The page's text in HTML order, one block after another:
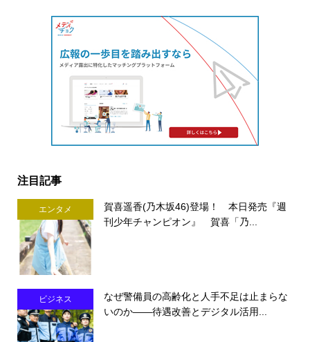
注目記事
エンタメ
賀喜遥香(乃木坂46)登場！ 本日発売『週
刊少年チャンピオン』 賀喜「乃...
ビジネス
なぜ警備員の高齢化と人手不足は止まらな
いのか――待遇改善とデジタル活用...